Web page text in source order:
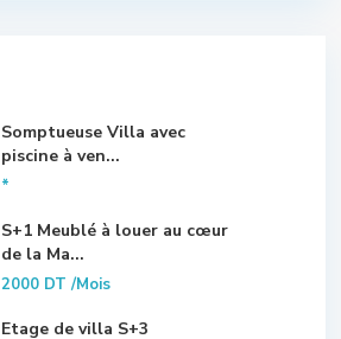
Somptueuse Villa avec
piscine à ven...
*
S+1 Meublé à louer au cœur
de la Ma...
2000 DT/Mois
Etage de villa S+3